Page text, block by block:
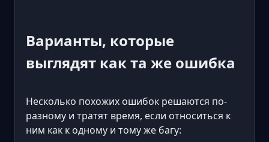
Варианты, которые
выглядят как та же ошибка
Несколько похожих ошибок решаются по-
разному и тратят время, если относиться к
ним как к одному и тому же багу: